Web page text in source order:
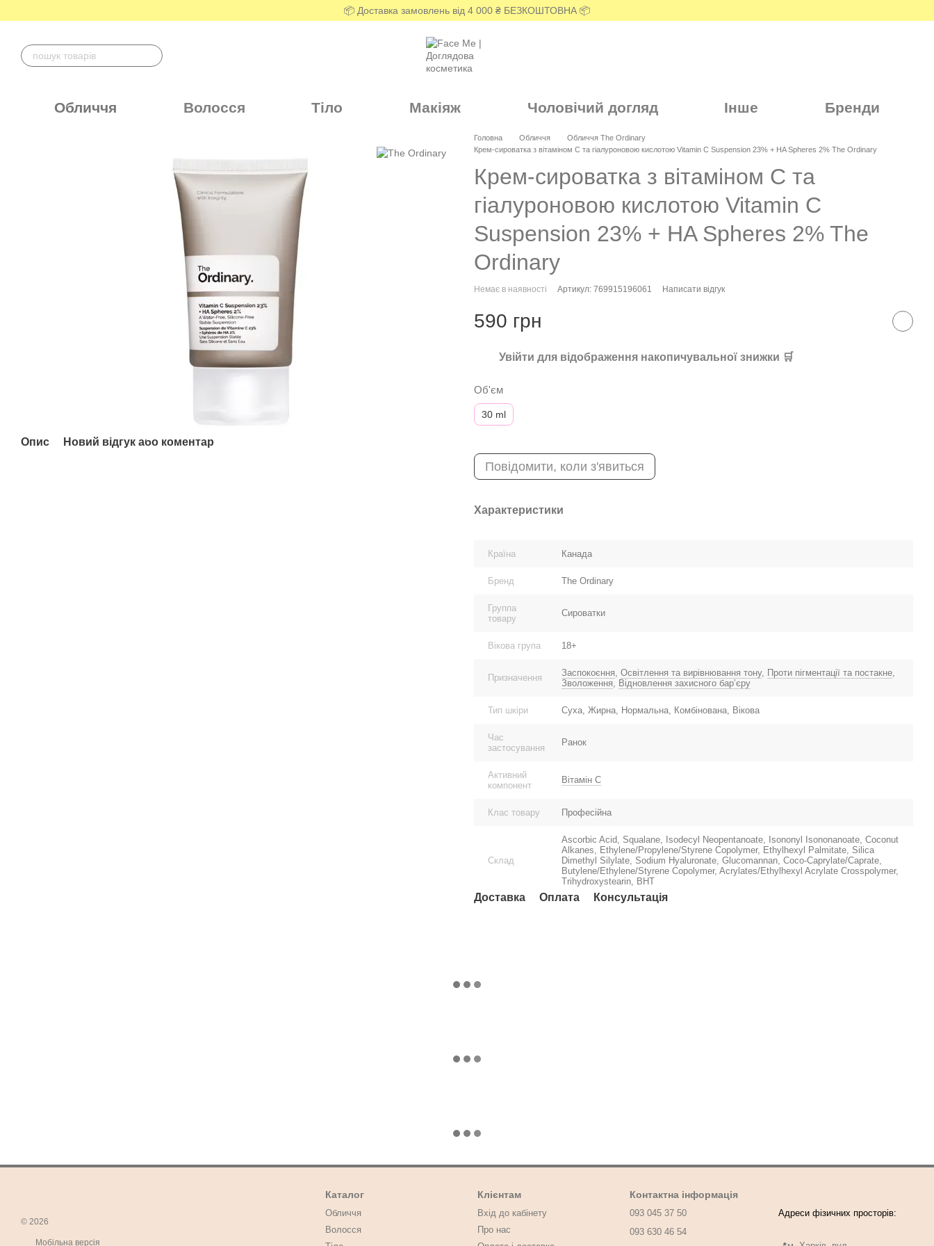
📦 Доставка замовлень від 4 000 ₴ БЕЗКОШТОВНА 📦
Обличчя Волосся Тіло Макіяж Чоловічий догляд Інше Бренди
Опис Новий відгук або коментар
Головна Обличчя
Обличчя The Ordinary
Крем-сироватка з вітаміном C та гіалуроновою кислотою Vitamin C Suspension 23% + HA Spheres 2% The Ordinary
Крем-сироватка з вітаміном C та
гіалуроновою кислотою Vitamin C
Suspension 23% + HA Spheres 2% The
Ordinary
Немає в наявності Артикул: 769915196061 Написати відгук
590 грн
Увійти для відображення накопичувальної знижки 🛒
Об'єм
30 ml
Повідомити, коли з'явиться
Характеристики
Країна Канада
Бренд The Ordinary
Группа
товару
Сироватки
Вікова група 18+
Призначення Заспокоєння, Освітлення та вирівнювання тону, Проти пігментації та постакне,
Зволоження, Відновлення захисного барʼєру
Тип шкіри Суха, Жирна, Нормальна, Комбінована, Вікова
Час
застосування
Ранок
Активний
компонент
Вітамін С
Клас товару Професійна
Склад
Ascorbic Acid, Squalane, Isodecyl Neopentanoate, Isononyl Isononanoate, Coconut
Alkanes, Ethylene/Propylene/Styrene Copolymer, Ethylhexyl Palmitate, Silica
Dimethyl Silylate, Sodium Hyaluronate, Glucomannan, Coco-Caprylate/Caprate,
Butylene/Ethylene/Styrene Copolymer, Acrylates/Ethylhexyl Acrylate Crosspolymer,
Trihydroxystearin, BHT
Доставка Оплата Консультація
© 2026
Мобільна версія
Каталог
Обличчя
Волосся
Клієнтам
Вхід до кабінету
Про нас
Контактна інформація
093 045 37 50
093 630 46 54